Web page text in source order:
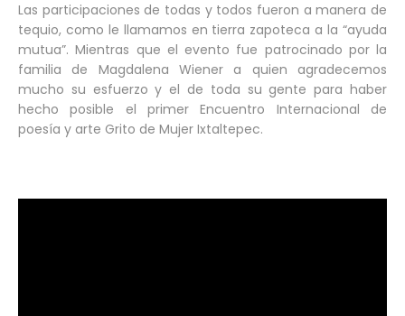
Las participaciones de todas y todos fueron a manera de
tequio, como le llamamos en tierra zapoteca a la “ayuda
mutua”. Mientras que el evento fue patrocinado por la
familia de Magdalena Wiener a quien agradecemos
mucho su esfuerzo y el de toda su gente para haber
hecho posible el primer Encuentro Internacional de
poesía y arte Grito de Mujer Ixtaltepec.